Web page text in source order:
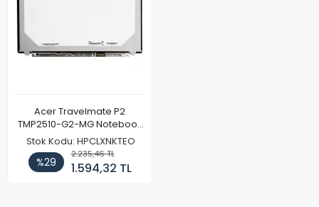
Acer Travelmate P2
TMP2510-G2-MG Notebook
Ekran Paneli (Full HD)
Stok Kodu: HPCLXNKTEO
%29
2.235,46 TL
1.594,32 TL